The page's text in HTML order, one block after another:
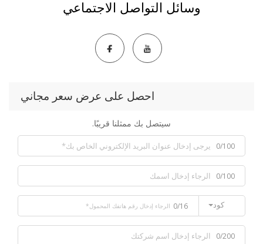
وسائل التواصل الاجتماعي
احصل على عرض سعر مجاني
سيتصل بك ممثلنا قريبًا.
0/16